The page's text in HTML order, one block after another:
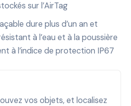
sur l’AirTag
dure plus d’un an et
à l’eau et à la poussière
à l’indice de protection IP67
vos objets, et localisez